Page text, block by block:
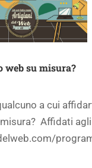
web su misura?
a cui
Affidati